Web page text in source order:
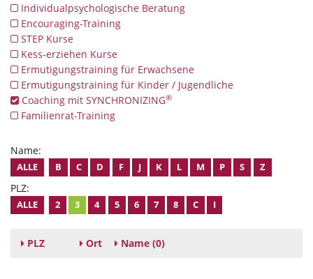
Individualpsychologische Beratung
Encouraging-Training
STEP Kurse
Kess-erziehen Kurse
Ermutigungstraining für Erwachsene
Ermutigungstraining für Kinder / Jugendliche
Coaching mit SYNCHRONIZING®
Familienrat-Training
Name:
ALLE B C D F J K L M P S Z
PLZ:
ALLE 2 3 4 5 6 7 8 C I
PLZ Ort Name (0)